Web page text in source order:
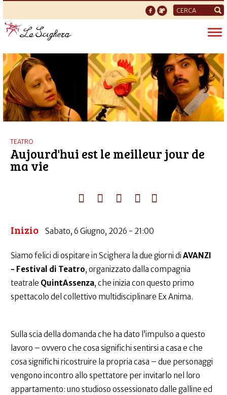
Form
di
ricerca
TEATRO
Aujourd'hui est le meilleur jour de
ma vie
Inizio Sabato, 6 Giugno, 2026 - 21:00
Siamo felici di ospitare in Scighera la due giorni di AVANZI
- Festival di Teatro, organizzato dalla compagnia
teatrale QuintAssenza, che inizia con questo primo
spettacolo del collettivo multidisciplinare Ex Anima.
Sulla scia della domanda che ha dato l’impulso a questo
lavoro – ovvero che cosa significhi sentirsi a casa e che
cosa significhi ricostruire la propria casa – due personaggi
vengono incontro allo spettatore per invitarlo nel loro
appartamento: uno studioso ossessionato dalle galline ed